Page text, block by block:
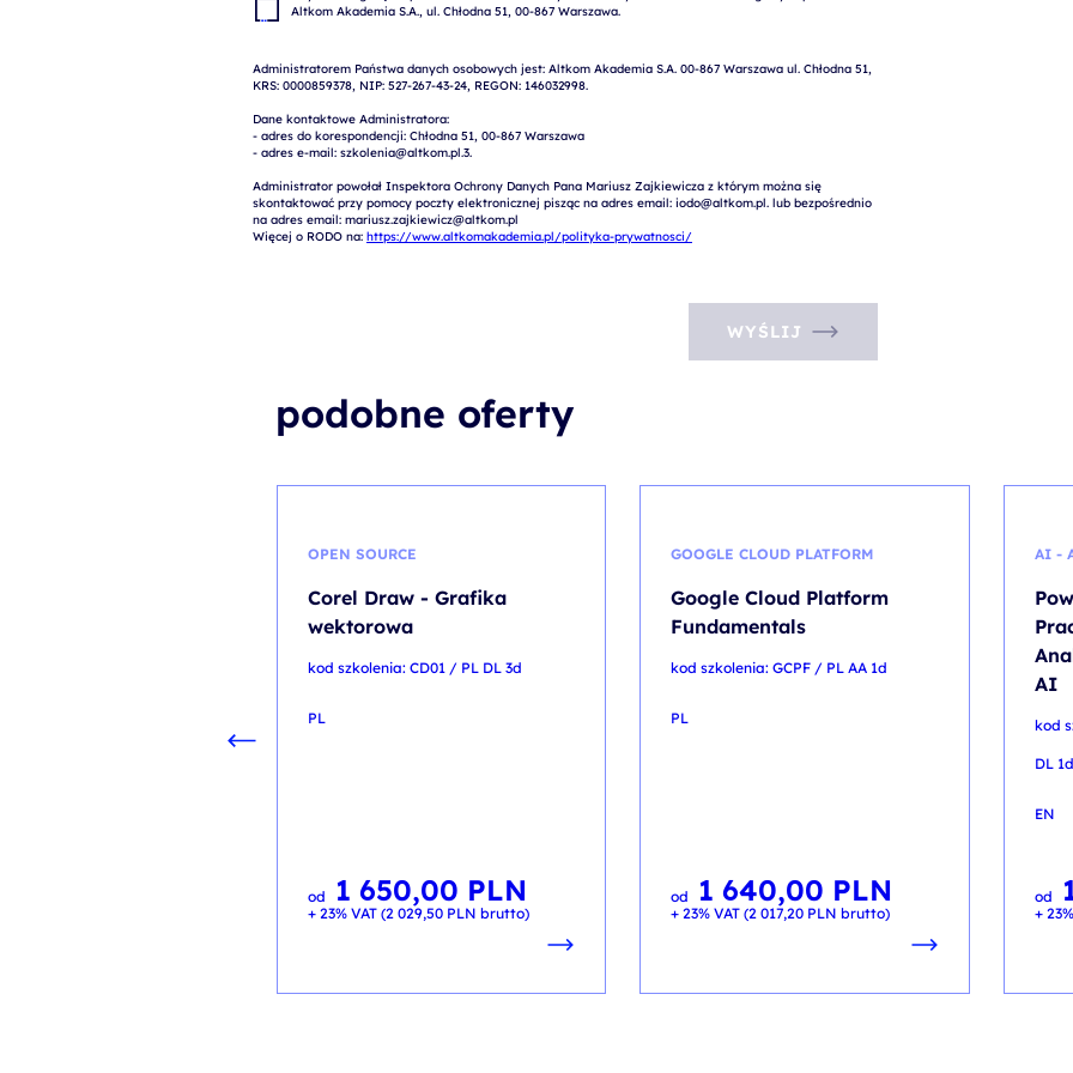
Administratorem Państwa danych osobowych jest: Altkom Akademia S.A. 00-867 Warszawa ul. Chłodna 51,
KRS: 0000859378, NIP: 527-267-43-24, REGON: 146032998.
Dane kontaktowe Administratora:
- adres do korespondencji: Chłodna 51, 00-867 Warszawa
- adres e-mail: szkolenia@altkom.pl.3.
Administrator powołał Inspektora Ochrony Danych Pana Mariusz Zajkiewicza z którym można się
skontaktować przy pomocy poczty elektronicznej pisząc na adres email: iodo@altkom.pl. lub bezpośrednio
na adres email: mariusz.zajkiewicz@altkom.pl
Więcej o RODO na: https://www.altkomakademia.pl/polityka-prywatnosci/
WYŚLIJ
podobne oferty
OPEN SOURCE
Corel Draw - Grafika
wektorowa
kod szkolenia: CD01 / PL DL 3d
PL
od 1 650,00 PLN
+ 23% VAT (2 029,50 PLN brutto)
GOOGLE CLOUD PLATFORM
Google Cloud Platform
Fundamentals
kod szkolenia: GCPF / PL AA 1d
PL
od 1 640,00 PLN
+ 23% VAT (2 017,20 PLN brutto)
AI -
AI
kod
DL 1d
EN
od
+